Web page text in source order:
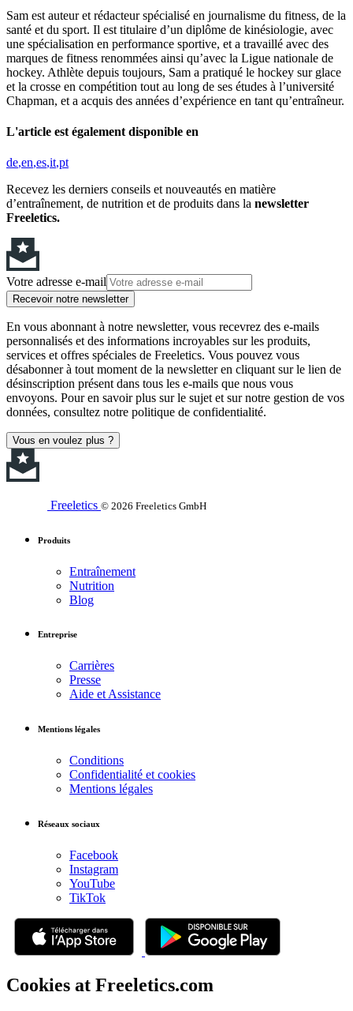
Sam est auteur et rédacteur spécialisé en journalisme du fitness, de la
santé et du sport. Il est titulaire d’un diplôme de kinésiologie, avec
une spécialisation en performance sportive, et a travaillé avec des
marques de fitness renommées ainsi qu’avec la Ligue nationale de
hockey. Athlète depuis toujours, Sam a pratiqué le hockey sur glace
et la crosse en compétition tout au long de ses études à l’université
Chapman, et a acquis des années d’expérience en tant qu’entraîneur.
L'article est également disponible en
de en es it pt
Recevez les derniers conseils et nouveautés en matière
d’entraînement, de nutrition et de produits dans la newsletter
Freeletics.
Votre adresse e-mail
Recevoir notre newsletter
En vous abonnant à notre newsletter, vous recevrez des e-mails
personnalisés et des informations incroyables sur les produits,
services et offres spéciales de Freeletics. Vous pouvez vous
désabonner à tout moment de la newsletter en cliquant sur le lien de
désinscription présent dans tous les e-mails que nous vous
envoyons. Pour en savoir plus sur le sujet et sur notre gestion de vos
données, consultez notre politique de confidentialité.
Vous en voulez plus ?
Freeletics © 2026 Freeletics GmbH
Produits
Entraînement
Nutrition
Blog
Entreprise
Carrières
Presse
Aide et Assistance
Mentions légales
Conditions
Confidentialité et cookies
Mentions légales
Réseaux sociaux
Facebook
Instagram
YouTube
TikTok
Cookies at Freeletics.com